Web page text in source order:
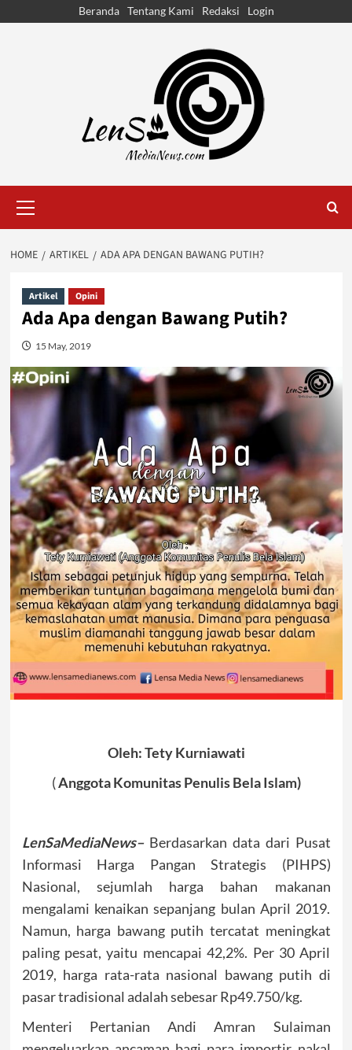
Beranda Tentang Kami Redaksi Login
Menu
HOME ARTIKEL ADA APA DENGAN BAWANG PUTIH?
Artikel Opini
Ada Apa dengan Bawang Putih?
15 May, 2019
Oleh: Tety Kurniawati
(Anggota Komunitas Penulis Bela Islam)
LenSaMediaNews–Berdasarkan data dari Pusat
Informasi Harga Pangan Strategis (PIHPS)
Nasional, sejumlah harga bahan makanan
mengalami kenaikan sepanjang bulan April 2019.
Namun, harga bawang putih tercatat meningkat
paling pesat, yaitu mencapai 42,2%. Per 30 April
2019, harga rata-rata nasional bawang putih di
pasar tradisional adalah sebesar Rp49.750/kg.
Menteri Pertanian Andi Amran Sulaiman